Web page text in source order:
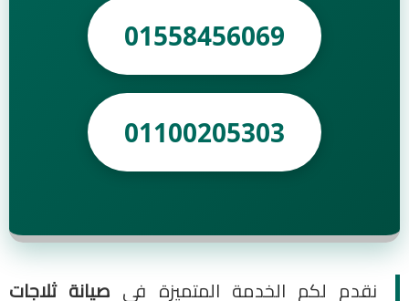
01558456069
01100205303
نقدم لكم الخدمة المتميزة في صيانة ثلاجات